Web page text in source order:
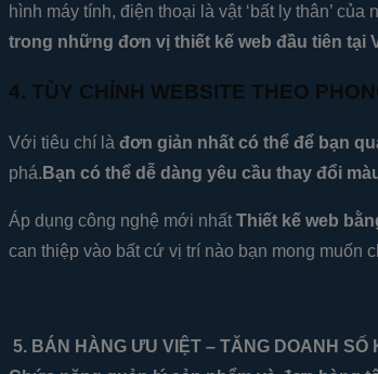
hình máy tính, điện thoại là vật ‘bất ly thân’
trong những đơn vị thiết kế web đầu tiên tại
4. TÙY CHỈNH WEBSITE THEO
Với tiêu chí là đơn giản nhất có thể để bạn
phá. Bạn có thể dễ dàng yêu cầu thay đổi
Áp dụng công nghệ mới nhất Thiết kế web
can thiệp vào bất cứ vị trí nào bạn mong muốn
5. BÁN HÀNG ƯU VIỆT – TĂNG DOANH SỐ